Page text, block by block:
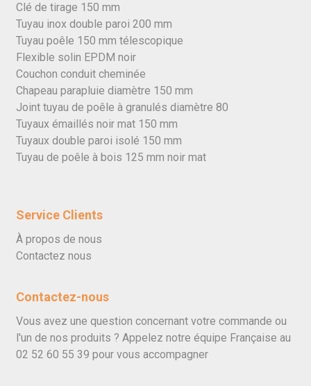
Clé de tirage 150 mm
Tuyau inox double paroi 200 mm
Tuyau poêle 150 mm télescopique
Flexible solin EPDM noir
Couchon conduit cheminée
Chapeau parapluie diamètre 150 mm
Joint tuyau de poêle à granulés diamètre 80
Tuyaux émaillés noir mat 150 mm
Tuyaux double paroi isolé 150 mm
Tuyau de poêle à bois 125 mm noir mat
Service Clients
À propos de nous
Contactez nous
Contactez-nous
Vous avez une question concernant votre commande ou
l'un de nos produits ? Appelez notre équipe Française au
02 52 60 55 39 pour vous accompagner